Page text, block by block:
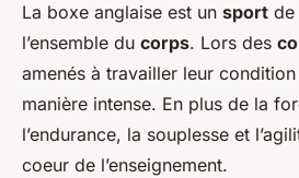
La boxe anglaise est un sport de
l’ensemble du corps. Lors des
amenés à travailler leur
manière intense. En plus de la
l’endurance, la souplesse et
coeur de l’enseignement.